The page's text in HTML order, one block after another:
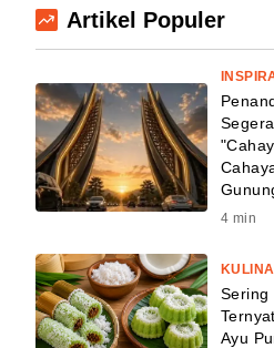
Artikel Populer
4 min
Sering
Ayu